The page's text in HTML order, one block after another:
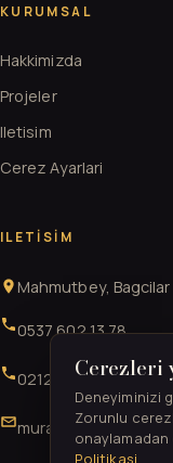
KURUMSAL
Hakkimizda
Projeler
Iletisim
Cerez Ayarlari
ILETISIM
Mahmutbey,
0537 602 13 78
0212 706 52 41
Cerezleri
Deneyiminizi
Zorunlu
Politikasi